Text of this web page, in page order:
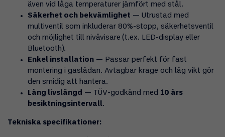
även vid låga temperaturer jämfört med stål.
Säkerhet och bekvämlighet — Utrustad med
multiventil som inkluderar 80%-stopp, säkerhetsventil
och möjlighet till nivåvisare (t.ex. LED-display eller
Bluetooth).
Enkel installation — Passar perfekt för fast
montering i gaslådan. Avtagbar krage och låg vikt gör
den smidig att hantera.
Lång livslängd — TÜV-godkänd med 10 års
besiktningsintervall.
Tekniska specifikationer: